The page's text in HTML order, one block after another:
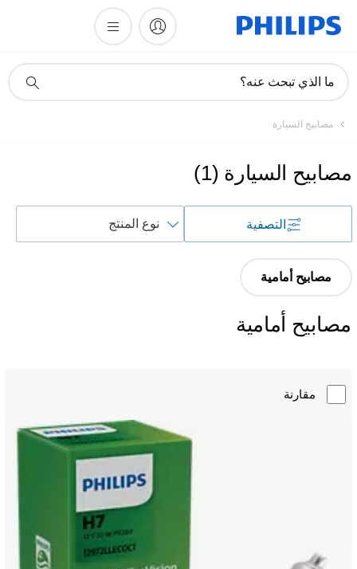
دعم
ما الذي تبحث عنه؟
مصابيح السيارة
مصابيح السيارة (
1
)
التصفية
حسب
مصابيح أمامية
مصابيح أمامية
مقارنة